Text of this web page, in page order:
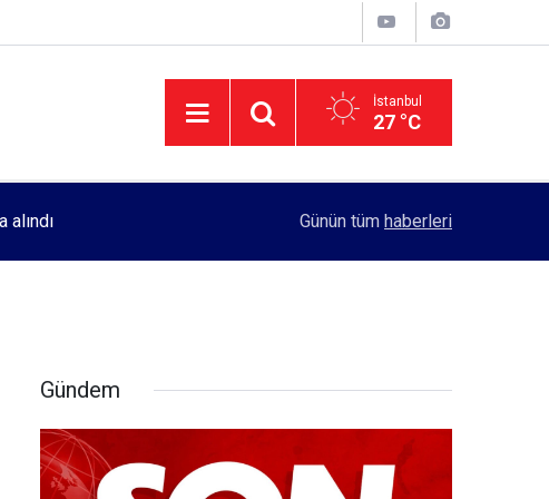
İstanbul
27 °C
Rektörlük, kadın öğrencilerin güvenliği için
Günün tüm haberleri
Gündem